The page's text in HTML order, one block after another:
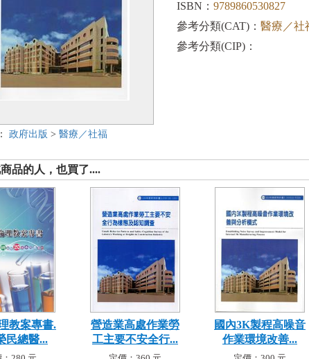
政府出版 > 醫療／社福
ISBN： 9789860530827
參考分類(CAT)： 醫療／社
參考分類(CIP)：
品的人，也買了....
教案專書.
民總醫...
營造業高處作業勞
工主要不安全行...
國內3K製程高噪音
作業環境改善...